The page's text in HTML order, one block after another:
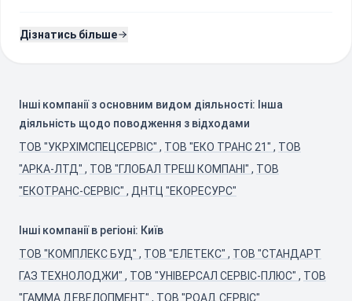
Дізнатись більше
Інші компанії з основним видом діяльності: Інша
діяльність щодо поводження з відходами
ТОВ "УКРХІМСПЕЦСЕРВІС" , ТОВ "ЕКО ТРАНС 21" , ТОВ
"АРКА-ЛТД" , ТОВ "ГЛОБАЛ ТРЕШ КОМПАНІ" , ТОВ
"ЕКОТРАНС-СЕРВІС" , ДНТЦ "ЕКОРЕСУРС"
Інші компанії в регіоні: Київ
ТОВ "КОМПЛЕКС БУД" , ТОВ "ЕЛЕТЕКС" , ТОВ "СТАНДАРТ
ГАЗ ТЕХНОЛОДЖИ" , ТОВ "УНІВЕРСАЛ СЕРВІС-ПЛЮС" , ТОВ
"ГАММА ДЕВЕЛОПМЕНТ" , ТОВ "РОАД СЕРВІС"